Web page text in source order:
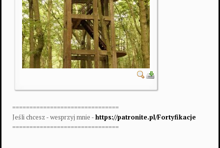
===============================
Jeśli chcesz - wesprzyj mnie -https://patronite.pl/Fortyfikacje
===============================